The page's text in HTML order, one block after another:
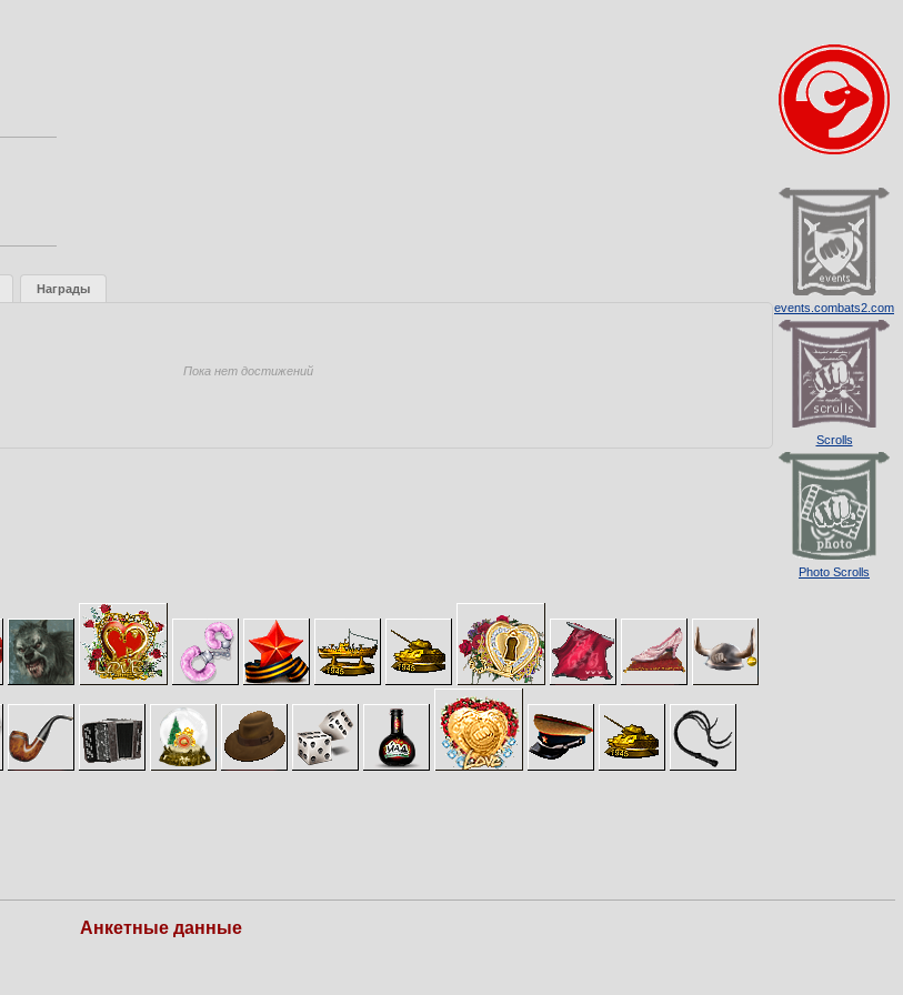
Награды
Пока нет достижений
events.combats2.com
Scrolls
Photo Scrolls
Анкетные данные